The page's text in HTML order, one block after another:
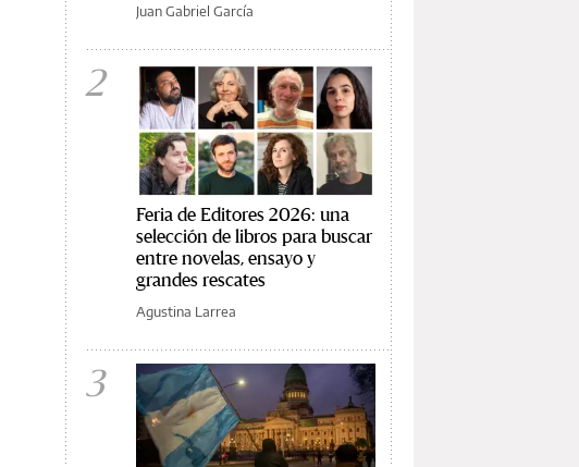
Juan Gabriel García
2
Feria de Editores 2026: una
selección de libros para buscar
entre novelas, ensayo y
grandes rescates
Agustina Larrea
3